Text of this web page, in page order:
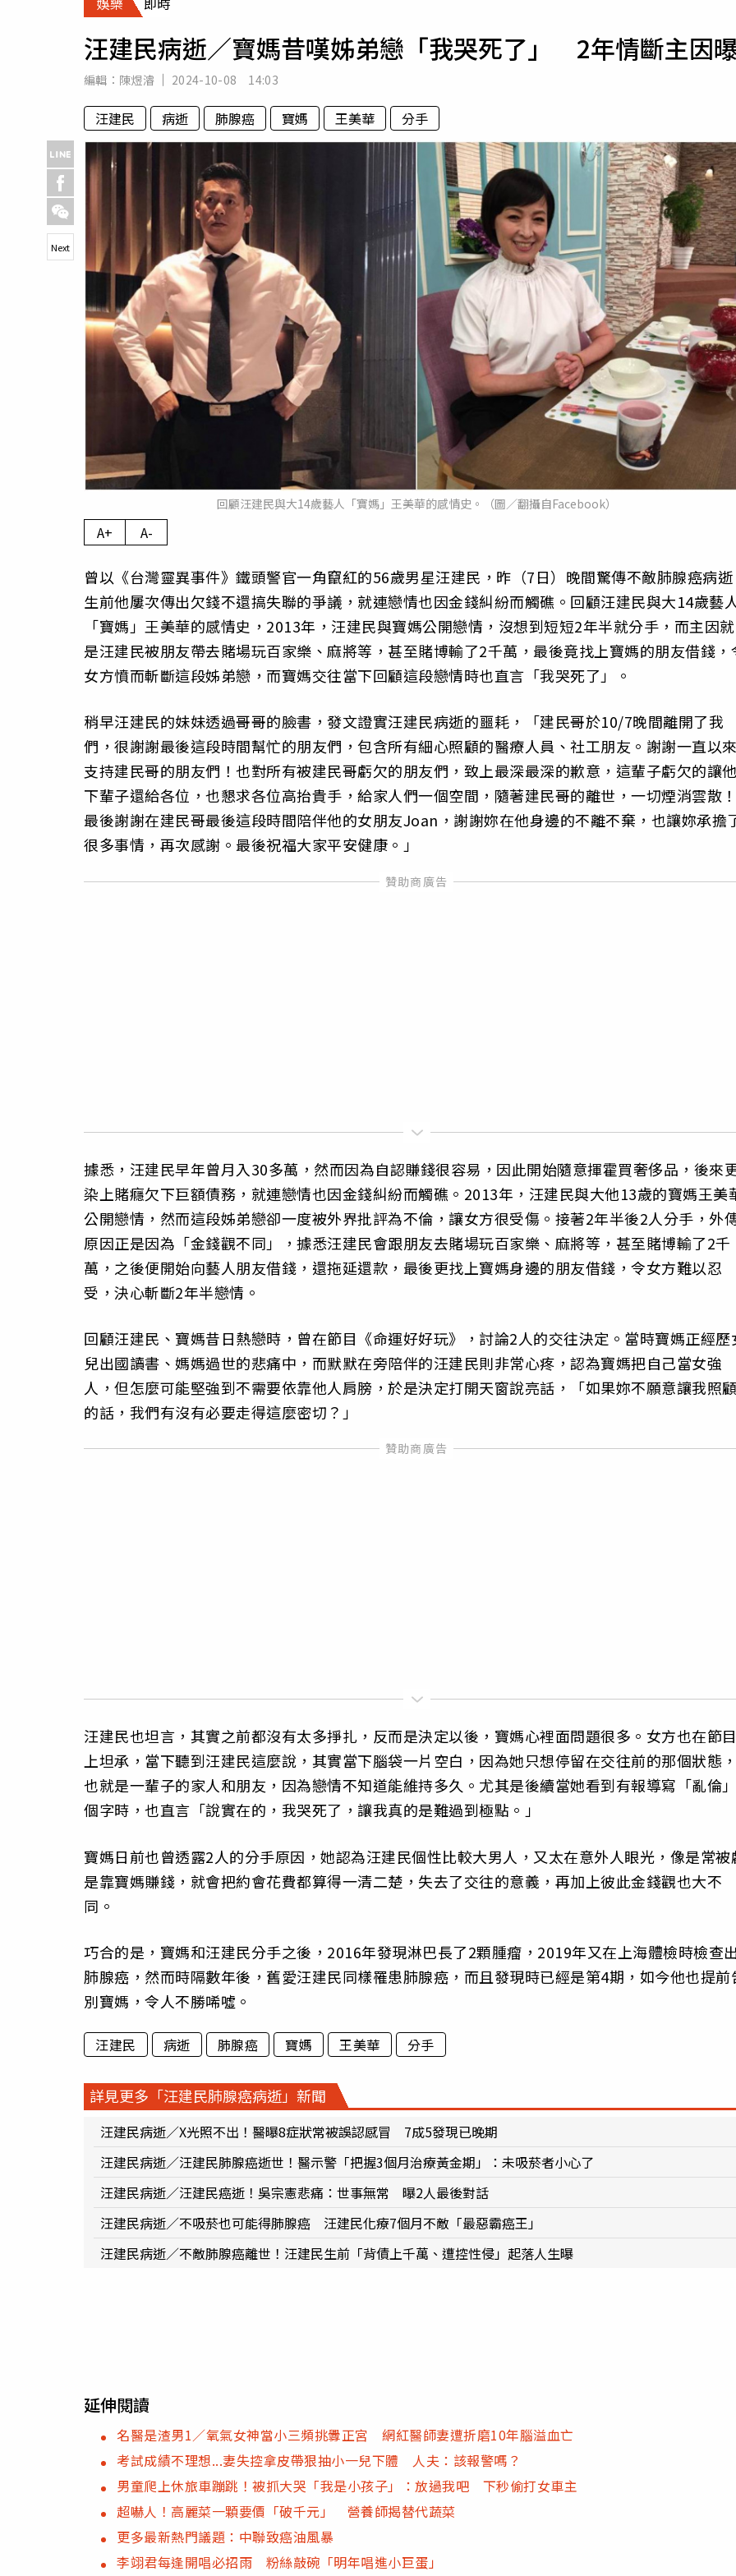
專欄
房產新勢力
運勢
汪建民病逝／寶媽昔嘆姊弟戀「我哭死了」 2年情斷主因
編輯： 陳煜濬 2024-10-08 14:03
汪建民 病逝 肺腺癌 寶媽 王美華 分手
回顧汪建民與大14歲藝人「寶媽」王美華的感情史。（圖／翻攝自Facebook）
Next
A+ A-
曾以《台灣靈異事件》鐵頭警官一角竄紅的56歲男星汪建民，昨（7日）晚間驚傳不敵肺腺癌病逝
生前他屢次傳出欠錢不還搞失聯的爭議，就連戀情也因金錢糾紛而觸礁。回顧汪建民與大14歲藝人
「寶媽」王美華的感情史，2013年，汪建民與寶媽公開戀情，沒想到短短2年半就分手，而主因就
是汪建民被朋友帶去賭場玩百家樂、麻將等，甚至賭博輸了2千萬，最後竟找上寶媽的朋友借錢，
女方憤而斬斷這段姊弟戀，而寶媽交往當下回顧這段戀情時也直言「我哭死了」。
稍早汪建民的妹妹透過哥哥的臉書，發文證實汪建民病逝的噩耗，「建民哥於10/7晚間離開了我
們，很謝謝最後這段時間幫忙的朋友們，包含所有細心照顧的醫療人員、社工朋友。謝謝一直以來
支持建民哥的朋友們！也對所有被建民哥虧欠的朋友們，致上最深最深的歉意，這輩子虧欠的讓他
下輩子還給各位，也懇求各位高抬貴手，給家人們一個空間，隨著建民哥的離世，一切煙消雲散！
最後謝謝在建民哥最後這段時間陪伴他的女朋友Joan，謝謝妳在他身邊的不離不棄，也讓妳承擔
很多事情，再次感謝。最後祝福大家平安健康。」
據悉，汪建民早年曾月入30多萬，然而因為自認賺錢很容易，因此開始隨意揮霍買奢侈品，後來
染上賭癮欠下巨額債務，就連戀情也因金錢糾紛而觸礁。2013年，汪建民與大他13歲的寶媽王美
公開戀情，然而這段姊弟戀卻一度被外界批評為不倫，讓女方很受傷。接著2年半後2人分手，外
原因正是因為「金錢觀不同」，據悉汪建民會跟朋友去賭場玩百家樂、麻將等，甚至賭博輸了2千
萬，之後便開始向藝人朋友借錢，還拖延還款，最後更找上寶媽身邊的朋友借錢，令女方難以忍
受，決心斬斷2年半戀情。
回顧汪建民、寶媽昔日熱戀時，曾在節目《命運好好玩》，討論2人的交往決定。當時寶媽正經歷
兒出國讀書、媽媽過世的悲痛中，而默默在旁陪伴的汪建民則非常心疼，認為寶媽把自己當女強
人，但怎麼可能堅強到不需要依靠他人肩膀，於是決定打開天窗說亮話，「如果妳不願意讓我照顧
的話，我們有沒有必要走得這麼密切？」
汪建民也坦言，其實之前都沒有太多掙扎，反而是決定以後，寶媽心裡面問題很多。女方也在節目
上坦承，當下聽到汪建民這麼說，其實當下腦袋一片空白，因為她只想停留在交往前的那個狀態，
也就是一輩子的家人和朋友，因為戀情不知道能維持多久。尤其是後續當她看到有報導寫「亂倫
個字時，也直言「說實在的，我哭死了，讓我真的是難過到極點。」
寶媽日前也曾透露2人的分手原因，她認為汪建民個性比較大男人，又太在意外人眼光，像是常被
是靠寶媽賺錢，就會把約會花費都算得一清二楚，失去了交往的意義，再加上彼此金錢觀也大不
同。
巧合的是，寶媽和汪建民分手之後，2016年發現淋巴長了2顆腫瘤，2019年又在上海體檢時檢查
肺腺癌，然而時隔數年後，舊愛汪建民同樣罹患肺腺癌，而且發現時已經是第4期，如今他也提前
別寶媽，令人不勝唏噓。
汪建民 病逝 肺腺癌 寶媽 王美華 分手
詳見更多「汪建民肺腺癌病逝」新聞
汪建民病逝／X光照不出！醫曝8症狀常被誤認感冒 7成5發現已晚期
汪建民病逝／汪建民肺腺癌逝世！醫示警「把握3個月治療黃金期」：未吸菸者小心了
汪建民病逝／汪建民癌逝！吳宗憲悲痛：世事無常 曝2人最後對話
汪建民病逝／不吸菸也可能得肺腺癌 汪建民化療7個月不敵「最惡霸癌王」
汪建民病逝／不敵肺腺癌離世！汪建民生前「背債上千萬、遭控性侵」起落人生曝
延伸閱讀
名醫是渣男1／氧氣女神當小三頻挑釁正宮 網紅醫師妻遭折磨10年腦溢血亡
考試成績不理想...妻失控拿皮帶狠抽小一兒下體 人夫：該報警嗎？
男童爬上休旅車蹦跳！被抓大哭「我是小孩子」：放過我吧 下秒偷打女車主
超嚇人！高麗菜一顆要價「破千元」 營養師揭替代蔬菜
更多最新熱門議題：中聯致癌油風暴
李翊君每逢開唱必招雨 粉絲敲碗「明年唱進小巨蛋」